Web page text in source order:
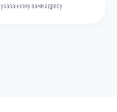
указанному вами адресу